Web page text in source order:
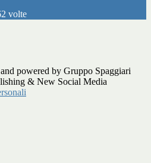
volte
powered by Gruppo Spaggiari
& New Social Media